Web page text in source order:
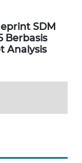
SDM
Berbasis
Analysis